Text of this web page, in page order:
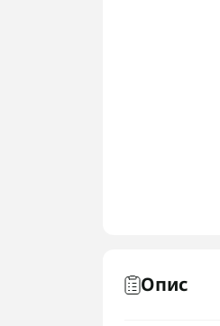
Опис